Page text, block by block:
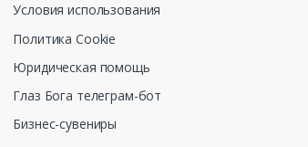
Условия использования
Политика Cookie
Юридическая помощь
Глаз Бога телеграм-бот
Бизнес-сувениры